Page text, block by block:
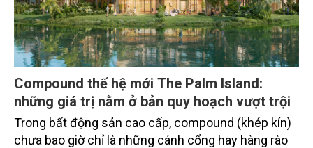
Compound thế hệ mới The Palm Island:
những giá trị nằm ở bản quy hoạch vượt trội
Trong bất động sản cao cấp, compound (khép kín)
chưa bao giờ chỉ là những cánh cổng hay hàng rào